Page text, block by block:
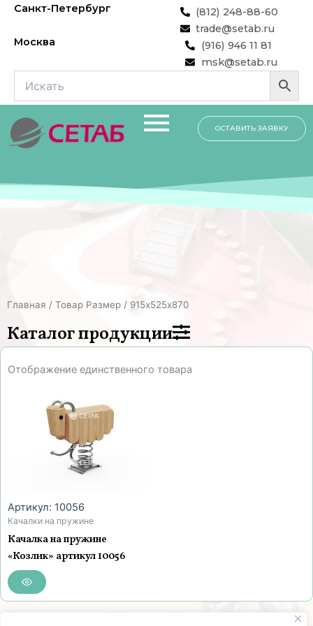
Перейти
содержимому
Санкт-Петербург
(812) 248-88-60
trade@setab.ru
Москва
(916) 946 11 81
msk@setab.ru
ОСТАВИТЬ ЗАЯВКУ
Главная / Товар Размер / 915х525х870
Каталог продукции
Отображение единственного товара
Артикул: 10056
Качалки на пружине
Качалка на пружине
«Козлик» артикул 10056